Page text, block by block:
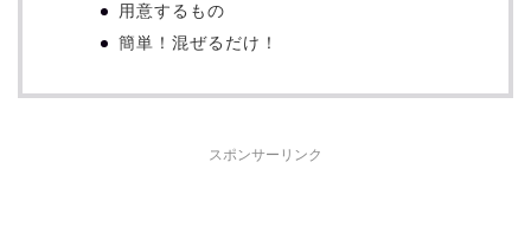
用意するもの
簡単！混ぜるだけ！
スポンサーリンク